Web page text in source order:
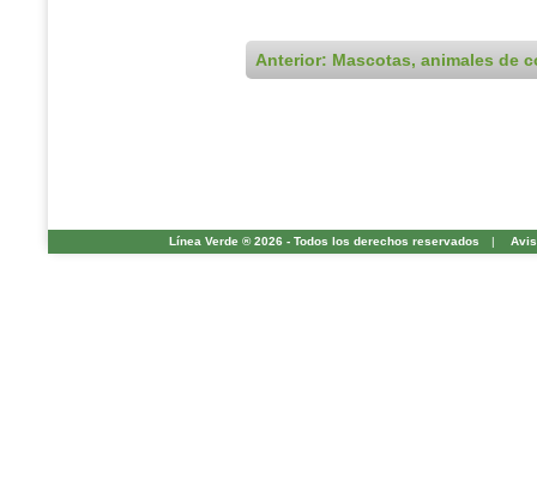
Anterior: Mascotas, animales de
Línea Verde ® 2026 - Todos los derechos reservados |